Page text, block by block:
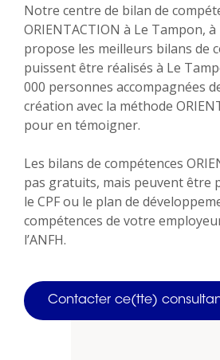
Notre centre de bilan de
ORIENTACTION à Le Tampon,
propose les meilleurs bilans de
puissent être réalisés à Le
000 personnes accompagnées
création avec la méthode
pour en témoigner.
Les bilans de compétences
pas gratuits, mais peuvent être
le CPF ou le plan de
compétences de votre
l’ANFH.
Contacter ce(tte)